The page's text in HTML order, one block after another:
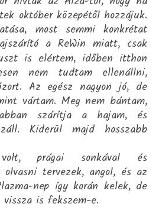
október közepétől hozzájuk.
most semmi konkrétat
a ReWin miatt, csak
is elértem, időben itthon
nem tudtam ellenállni,
Az egész nagyon jó, de
vártam. Meg nem bántam,
szárítja a hajam, és
Kiderül majd hosszabb
prágai sonkával és
olvasni tervezek, angol, és az
nep így korán kelek, de
is fekszem-e.